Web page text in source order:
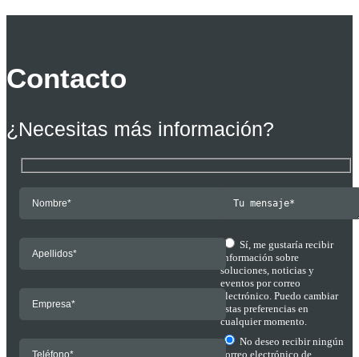
Contacto
¿Necesitas más información?
Sí, me gustaría recibir
información sobre
soluciones, noticias y
eventos por correo
electrónico. Puedo cambiar
estas preferencias en
cualquier momento.
No deseo recibir ningún
correo electrónico de